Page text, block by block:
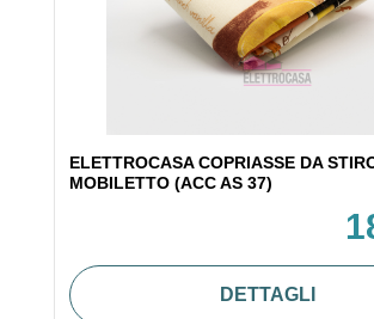
ELETTROCASA COPRIASSE DA
MOBILETTO (ACC AS 37)
DETTAGLI